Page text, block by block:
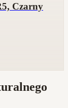
Czarny